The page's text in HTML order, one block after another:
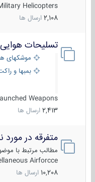
Military Helicopters
2,108 ارسال ها
تسلیحات هوایی
موشکهای هوا
بمبها و راکت
Weapons
2,413 ارسال ها
متفرقه در مورد
مطالب مرتبط با
Airforcce
10,208 ارسال ها